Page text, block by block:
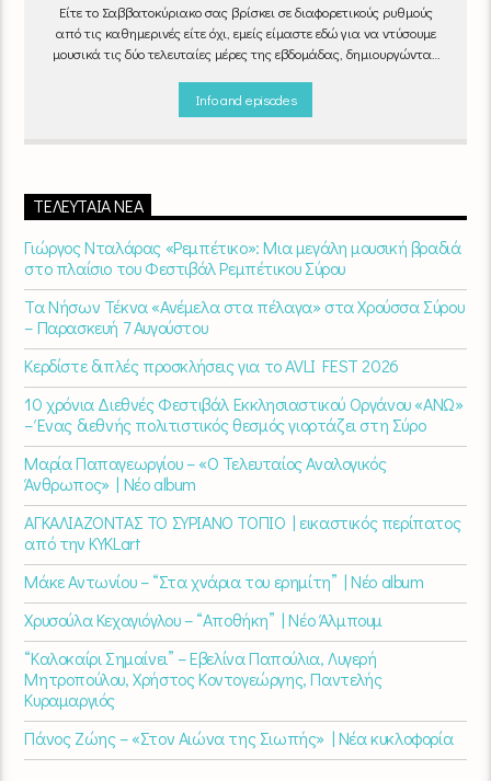
Είτε το Σαββατοκύριακο σας βρίσκει σε διαφορετικούς ρυθμούς
από τις καθημερινές είτε όχι, εμείς είμαστε εδώ για να ντύσουμε
μουσικά τις δύο τελευταίες μέρες της εβδομάδας, δημιουργώντας
Info and episodes
ΤΕΛΕΥΤΑΊΑ ΝΈΑ
Γιώργος Νταλάρας «Ρεμπέτικο»: Μια μεγάλη μουσική βραδιά
στο πλαίσιο του Φεστιβάλ Ρεμπέτικου Σύρου
Τα Νήσων Τέκνα «Ανέμελα στα πέλαγα» στα Χρούσσα Σύρου
– Παρασκευή 7 Αυγούστου
Κερδίστε διπλές προσκλήσεις για το AVLI FEST 2026
10 χρόνια Διεθνές Φεστιβάλ Εκκλησιαστικού Οργάνου «ΑΝΩ»
– Ένας διεθνής πολιτιστικός θεσμός γιορτάζει στη Σύρο​
Μαρία Παπαγεωργίου – «Ο Τελευταίος Αναλογικός
Άνθρωπος» | Νέο album
ΑΓΚΑΛΙΑΖΟΝΤΑΣ ΤΟ ΣΥΡΙΑΝΟ ΤΟΠΙΟ | εικαστικός περίπατος
από την KYKLart
Μάκε Αντωνίου – “Στα χνάρια του ερημίτη” | Νέο album
Χρυσούλα Κεχαγιόγλου – “Αποθήκη” | Νέο Άλμπουμ
“Καλοκαίρι Σημαίνει” – Εβελίνα Παπούλια, Λυγερή
Μητροπούλου, Χρήστος Κοντογεώργης, Παντελής
Κυραμαργιός
Πάνος Ζώης – «Στον Αιώνα της Σιωπής» | Νέα κυκλοφορία